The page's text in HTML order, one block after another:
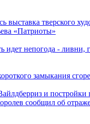
выставка тверского
«Патриоты»
идет непогода - ливни,
замыкания
и
сообщил об